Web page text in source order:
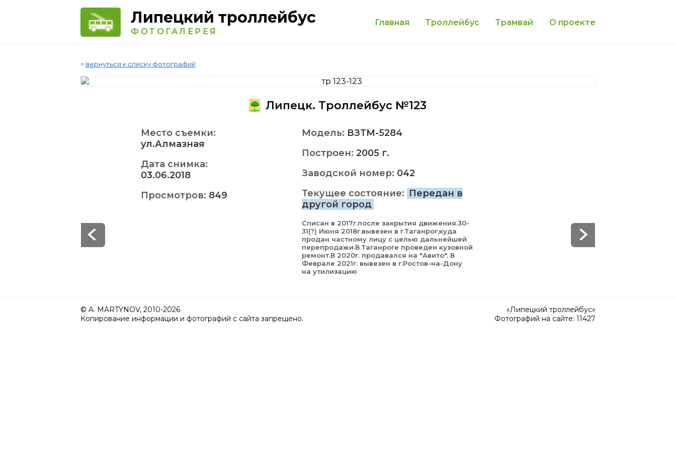
Липецкий троллейбус
ФОТОГАЛЕРЕЯ
Главная Троллейбус Трамвай О проекте
< вернуться к списку фотографий
Липецк. Троллейбус №123
Место съемки:
ул.Алмазная
Дата снимка:
03.06.2018
Просмотров: 849
Модель: ВЗТМ-5284
Построен: 2005 г.
Заводской номер: 042
Текущее состояние: Передан в
другой город
Списан в 2017г.после закрытия движения.30-
31(?) Июня 2018г.вывезен в г.Таганрог,куда
продан частному лицу с целью дальнейшей
перепродажи.В Таганроге проведен кузовной
ремонт.В 2020г. продавался на "Авито". В
Феврале 2021г. вывезен в г.Ростов-на-Дону
на утилизацию
© A. MARTYNOV, 2010-2026
Копирование информации и фотографий с сайта запрещено.
«Липецкий троллейбус»
Фотографий на сайте: 11427